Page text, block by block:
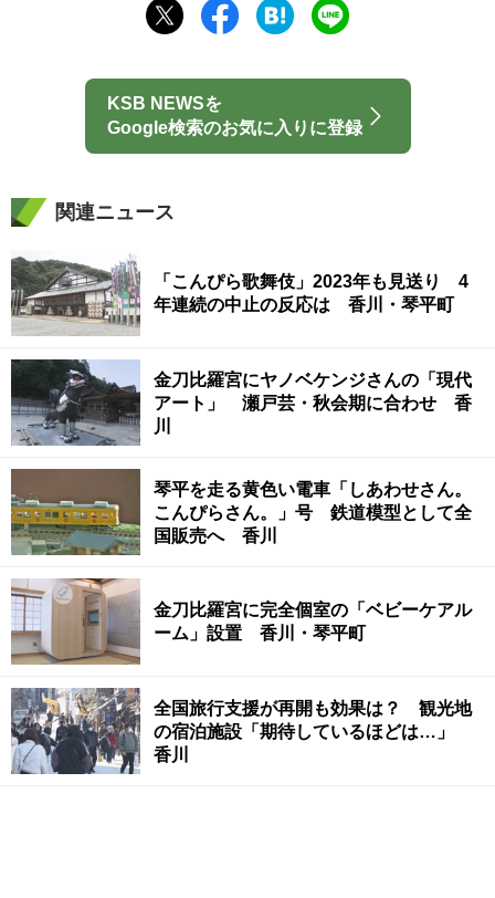
KSB NEWSを
Google検索のお気に入りに登録
関連ニュース
「こんぴら歌舞伎」2023年も見送り 4
年連続の中止の反応は 香川・琴平町
金刀比羅宮にヤノベケンジさんの「現代
アート」 瀬戸芸・秋会期に合わせ 香
川
琴平を走る黄色い電車「しあわせさん。
こんぴらさん。」号 鉄道模型として全
国販売へ 香川
金刀比羅宮に完全個室の「ベビーケアル
ーム」設置 香川・琴平町
全国旅行支援が再開も効果は？ 観光地
の宿泊施設「期待しているほどは…」
香川